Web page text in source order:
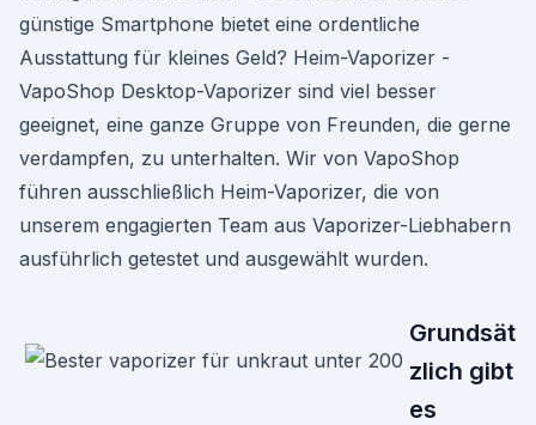
günstige Smartphone bietet eine ordentliche
Ausstattung für kleines Geld? Heim-Vaporizer -
VapoShop Desktop-Vaporizer sind viel besser
geeignet, eine ganze Gruppe von Freunden, die gerne
verdampfen, zu unterhalten. Wir von VapoShop
führen ausschließlich Heim-Vaporizer, die von
unserem engagierten Team aus Vaporizer-Liebhabern
ausführlich getestet und ausgewählt wurden.
Grundsät
zlich gibt
es